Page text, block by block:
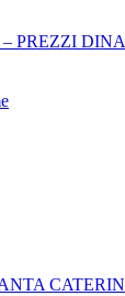
– PREZZI